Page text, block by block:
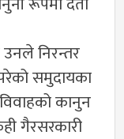
निरन्तर
समुदायका
कानुन
गैरसरकारी